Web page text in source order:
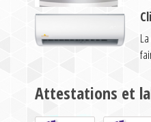
Attestations et